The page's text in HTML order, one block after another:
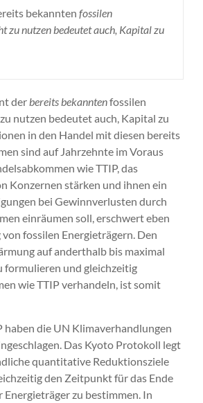
bekannten fossilen
zu nutzen bedeutet auch, Kapital zu
der bereits bekanntenfossilen
nutzen bedeutet auch, Kapital zu
in den Handel mit diesen bereits
sind auf Jahrzehnte im Voraus
wie TTIP, das
Konzernen stärken und ihnen ein
bei Gewinnverlusten durch
einräumen soll, erschwert eben
fossilen Energieträgern. Den
auf anderthalb bis maximal
formulieren und gleichzeitig
wie TTIP verhandeln, ist somit
haben die UN Klimaverhandlungen
Das Kyoto Protokoll legt
quantitative Reduktionsziele
den Zeitpunkt für das Ende
zu bestimmen. In